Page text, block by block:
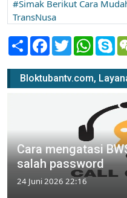
Simak Berikut Cara
TransNusa
Share Facebook
Twitter
Bloktubantv.com,
Cara mengatasi
salah password
24 Juni 2026 22:16